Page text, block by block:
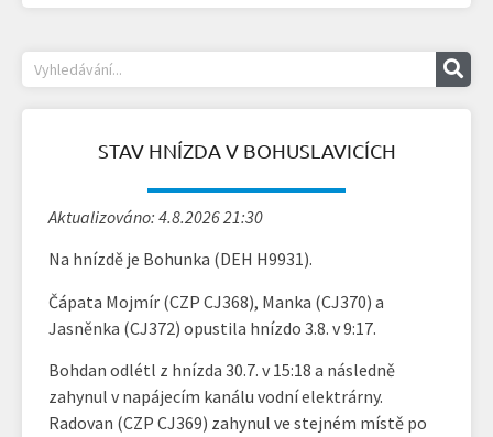
STAV HNÍZDA V BOHUSLAVICÍCH
Aktualizováno: 4.8.2026 21:30
Na hnízdě je Bohunka (DEH H9931).
Čápata Mojmír (CZP CJ368), Manka (CJ370) a
Jasněnka (CJ372) opustila hnízdo 3.8. v 9:17.
Bohdan odlétl z hnízda 30.7. v 15:18 a následně
zahynul v napájecím kanálu vodní elektrárny.
Radovan (CZP CJ369) zahynul ve stejném místě po